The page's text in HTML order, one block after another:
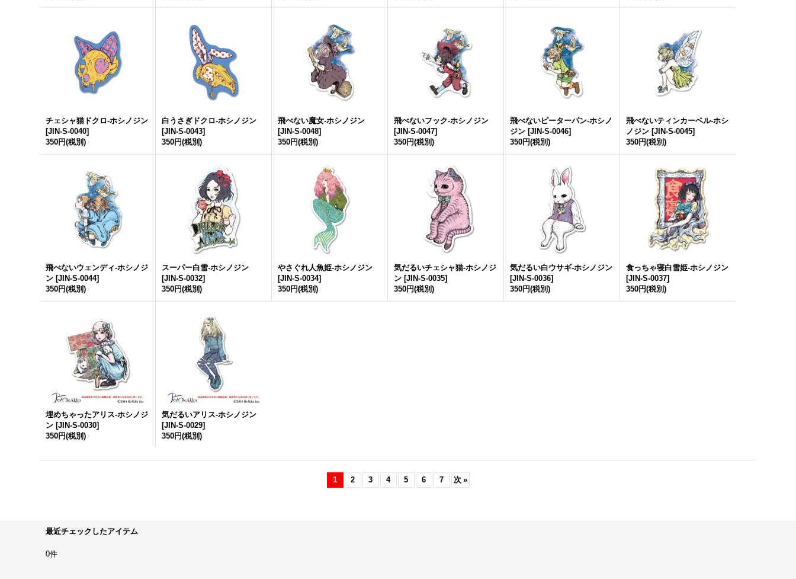
チェシャ猫ドクロ-ホシノジン
[JIN-S-0040]
350円(税別)
白うさぎドクロ-ホシノジン
[JIN-S-0043]
350円(税別)
飛べない魔女-ホシノジン
[JIN-S-0048]
350円(税別)
飛べないフック-ホシノジン
[JIN-S-0047]
350円(税別)
飛べないピーターパン-ホシノ
ジン [JIN-S-0046]
350円(税別)
飛べないティンカーベル-ホシ
ノジン [JIN-S-0045]
350円(税別)
飛べないウェンディ-ホシノジ
ン [JIN-S-0044]
350円(税別)
スーパー白雪-ホシノジン
[JIN-S-0032]
350円(税別)
やさぐれ人魚姫-ホシノジン
[JIN-S-0034]
350円(税別)
気だるいチェシャ猫-ホシノジ
ン [JIN-S-0035]
350円(税別)
気だるい白ウサギ-ホシノジン
[JIN-S-0036]
350円(税別)
食っちゃ寝白雪姫-ホシノジン
[JIN-S-0037]
350円(税別)
埋めちゃったアリス-ホシノジ
ン [JIN-S-0030]
350円(税別)
気だるいアリス-ホシノジン
[JIN-S-0029]
350円(税別)
1 2 3 4 5 6 7 次 »
最近チェックしたアイテム
0件